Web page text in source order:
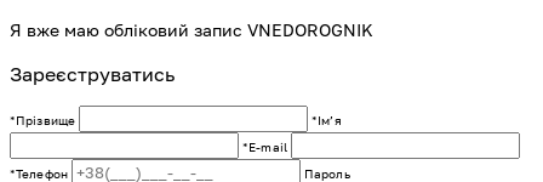
Я вже маю обліковий запис VNEDOROGNIK
Зареєструватись
*Прізвище
*Імʼя
*E-mail
*Телефон
Пароль